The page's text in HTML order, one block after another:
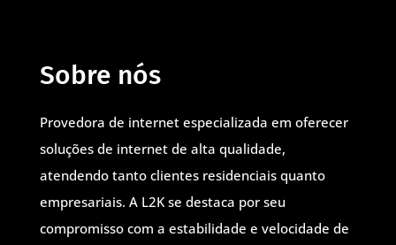
Sobre nós
Provedora de internet especializada em oferecer
soluções de internet de alta qualidade,
atendendo tanto clientes residenciais quanto
empresariais. A L2K se destaca por seu
compromisso com a estabilidade e velocidade de